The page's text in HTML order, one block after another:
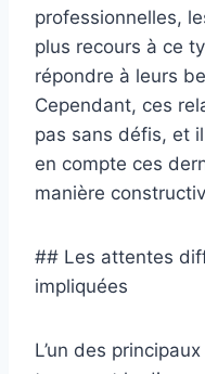
professionnelles,
plus recours à ce
répondre à leurs
Cependant, ces
pas sans défis, et
en compte ces
manière
## Les attentes
impliquées
L’un des